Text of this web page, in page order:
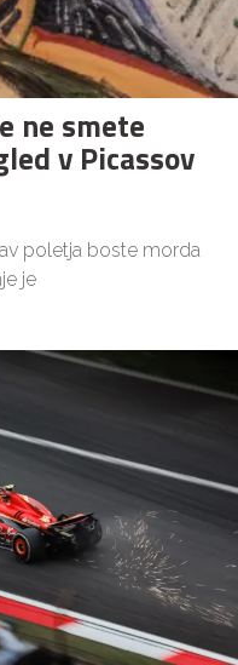
ne smete
v Picassov
poletja boste morda
je